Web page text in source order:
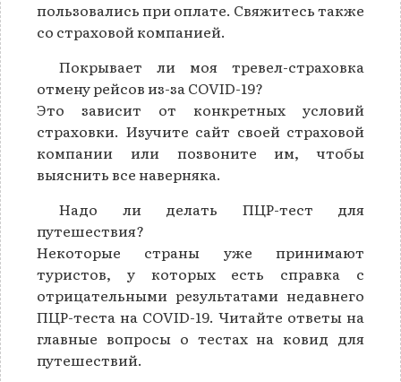
пользовались при оплате. Свяжитесь также
со страховой компанией.
Покрывает ли моя тревел-страховка
отмену рейсов из-за COVID-19?
Это зависит от конкретных условий
страховки. Изучите сайт своей страховой
компании или позвоните им, чтобы
выяснить все наверняка.
Надо ли делать ПЦР-тест для
путешествия?
Некоторые страны уже принимают
туристов, у которых есть справка с
отрицательными результатами недавнего
ПЦР-теста на COVID-19. Читайте ответы на
главные вопросы о тестах на ковид для
путешествий.